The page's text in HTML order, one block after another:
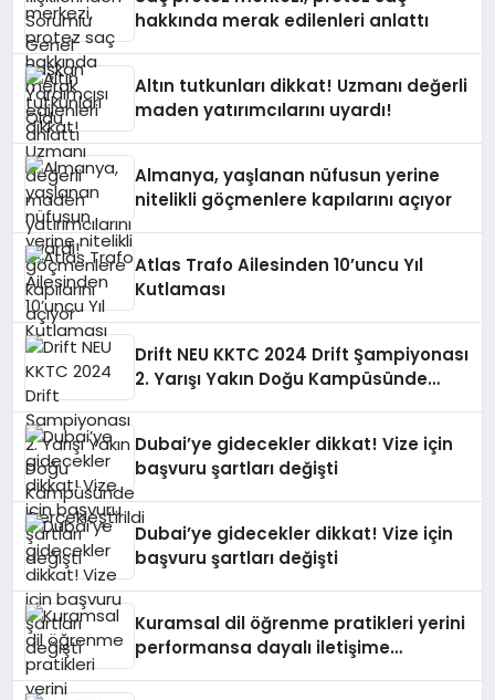
hakkında merak edilenleri anlattı
Altın tutkunları dikkat! Uzmanı değerli
maden yatırımcılarını uyardı!
Almanya, yaşlanan nüfusun yerine
nitelikli göçmenlere kapılarını açıyor
Atlas Trafo Ailesinden 10’uncu Yıl
Kutlaması
Drift NEU KKTC 2024 Drift Şampiyonası
2. Yarışı Yakın Doğu Kampüsünde
Dubai’ye gidecekler dikkat! Vize için
başvuru şartları değişti
Dubai’ye gidecekler dikkat! Vize için
başvuru şartları değişti
Kuramsal dil öğrenme pratikleri yerini
performansa dayalı iletişime